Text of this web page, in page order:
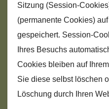
Sitzung (Session-
(permanente Cookies)
gespeichert. Session-
Ihres Besuchs
Cookies bleiben auf
Sie diese selbst löschen
Löschung durch Ihren